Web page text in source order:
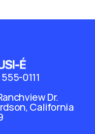
0111
Dr.
California